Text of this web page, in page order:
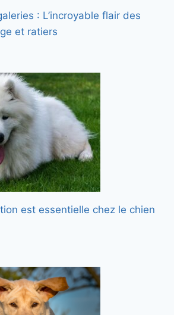
: L’incroyable flair des
et ratiers
est essentielle chez le chien